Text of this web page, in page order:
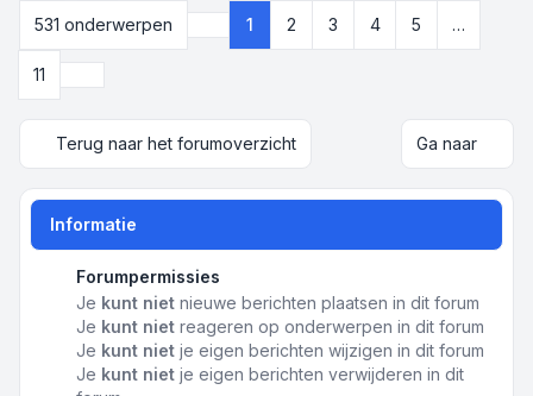
531 onderwerpen
Pagina van
1 2 3 4 5 …
11
Terug naar het forumoverzicht Ga naar
Informatie
Forumpermissies
Je kunt nietnieuwe berichten plaatsen in dit forum
Je kunt nietreageren op onderwerpen in dit forum
Je kunt nietje eigen berichten wijzigen in dit forum
Je kunt nietje eigen berichten verwijderen in dit